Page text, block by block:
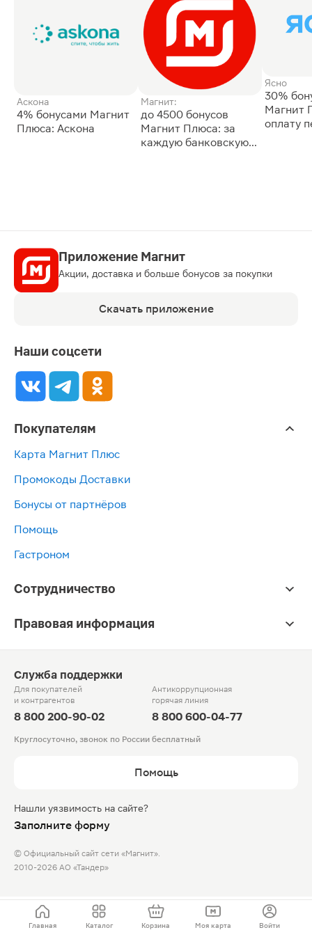
Аскона
4% бонусами Магнит
Плюса: Аскона
Магнит:
до 4500 бонусов
Магнит Плюса: за
каждую банковскую
Ясно
30%
Магнит
оплату
Приложение Магнит
Акции, доставка и больше бонусов за покупки
Скачать приложение
Наши соцсети
Покупателям
Карта Магнит Плюс
Промокоды Доставки
Бонусы от партнёров
Помощь
Гастроном
Сотрудничество
Правовая информация
Служба поддержки
Для покупателей
и контрагентов
8 800 200-90-02
Антикоррупционная
горячая линия
8 800 600-04-77
Круглосуточно, звонок по России бесплатный
Помощь
Нашли уязвимость на сайте?
Заполните форму
© Официальный сайт сети «Магнит».
2010-2026 АО «Тандер»
Главная Каталог Корзина Моя карта Войти